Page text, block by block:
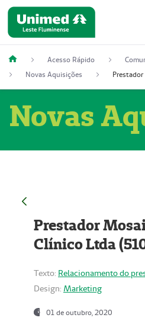
Acesso Rápido
Novas Aquisições
Novas
Prestador
Clínico Ltda
Texto: Relacionamento do
Design: Marketing
01 de outubro, 2020